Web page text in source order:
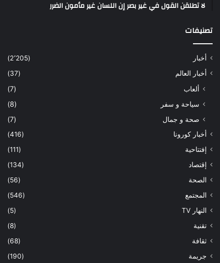
لا تطلقن القول في غير بصر إن اللسان غير مأمون الضرر
تصنيفات
أخبار
(2٬205)
أخبار العالم
(37)
ألعاب
(7)
سياحة و سفر
(8)
صحة و جمال
(7)
أخبار كورونا
(416)
إفتتاحية
(111)
إقتصاد
(134)
الصحة
(56)
المجتمع
(546)
النهار TV
(5)
تقنية
(8)
ثقافة
(68)
جريمة
(190)